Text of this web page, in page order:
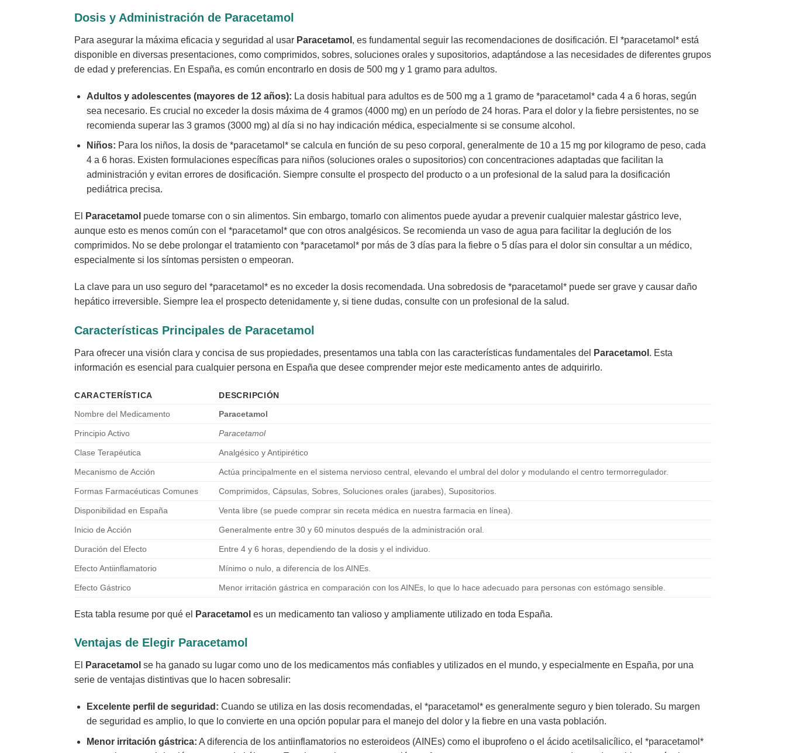
Dosis y Administración de Paracetamol
Para asegurar la máxima eficacia y seguridad al usar Paracetamol , es fundamental seguir las recomendaciones de dosificación. El *paracetamol* está
disponible en diversas presentaciones, como comprimidos, sobres, soluciones orales y supositorios, adaptándose a las necesidades de diferentes grupos
de edad y preferencias. En España, es común encontrarlo en dosis de 500 mg y 1 gramo para adultos.
Adultos y adolescentes (mayores de 12 años): La dosis habitual para adultos es de 500 mg a 1 gramo de *paracetamol* cada 4 a 6 horas, según
sea necesario. Es crucial no exceder la dosis máxima de 4 gramos (4000 mg) en un período de 24 horas. Para el dolor y la fiebre persistentes, no se
recomienda superar las 3 gramos (3000 mg) al día si no hay indicación médica, especialmente si se consume alcohol.
Niños: Para los niños, la dosis de *paracetamol* se calcula en función de su peso corporal, generalmente de 10 a 15 mg por kilogramo de peso, cada
4 a 6 horas. Existen formulaciones específicas para niños (soluciones orales o supositorios) con concentraciones adaptadas que facilitan la
administración y evitan errores de dosificación. Siempre consulte el prospecto del producto o a un profesional de la salud para la dosificación
pediátrica precisa.
El Paracetamol puede tomarse con o sin alimentos. Sin embargo, tomarlo con alimentos puede ayudar a prevenir cualquier malestar gástrico leve,
aunque esto es menos común con el *paracetamol* que con otros analgésicos. Se recomienda un vaso de agua para facilitar la deglución de los
comprimidos. No se debe prolongar el tratamiento con *paracetamol* por más de 3 días para la fiebre o 5 días para el dolor sin consultar a un médico,
especialmente si los síntomas persisten o empeoran.
La clave para un uso seguro del *paracetamol* es no exceder la dosis recomendada. Una sobredosis de *paracetamol* puede ser grave y causar daño
hepático irreversible. Siempre lea el prospecto detenidamente y, si tiene dudas, consulte con un profesional de la salud.
Características Principales de Paracetamol
Para ofrecer una visión clara y concisa de sus propiedades, presentamos una tabla con las características fundamentales del Paracetamol . Esta
información es esencial para cualquier persona en España que desee comprender mejor este medicamento antes de adquirirlo.
CARACTERÍSTICA
DESCRIPCIÓN
Nombre del Medicamento
Paracetamol
Principio Activo Paracetamol
Clase Terapéutica Analgésico y Antipirético
Mecanismo de Acción Actúa principalmente en el sistema nervioso central, elevando el umbral del dolor y modulando el centro termorregulador.
Formas Farmacéuticas Comunes Comprimidos, Cápsulas, Sobres, Soluciones orales (jarabes), Supositorios.
Disponibilidad en España Venta libre (se puede comprar sin receta médica en nuestra farmacia en línea).
Inicio de Acción Generalmente entre 30 y 60 minutos después de la administración oral.
Duración del Efecto Entre 4 y 6 horas, dependiendo de la dosis y el individuo.
Efecto Antiinflamatorio Mínimo o nulo, a diferencia de los AINEs.
Efecto Gástrico Menor irritación gástrica en comparación con los AINEs, lo que lo hace adecuado para personas con estómago sensible.
Esta tabla resume por qué el Paracetamol es un medicamento tan valioso y ampliamente utilizado en toda España.
Ventajas de Elegir Paracetamol
El Paracetamol se ha ganado su lugar como uno de los medicamentos más confiables y utilizados en el mundo, y especialmente en España, por una
serie de ventajas distintivas que lo hacen sobresalir:
Excelente perfil de seguridad: Cuando se utiliza en las dosis recomendadas, el *paracetamol* es generalmente seguro y bien tolerado. Su margen
de seguridad es amplio, lo que lo convierte en una opción popular para el manejo del dolor y la fiebre en una vasta población.
Menor irritación gástrica: A diferencia de los antiinflamatorios no esteroideos (AINEs) como el ibuprofeno o el ácido acetilsalicílico, el *paracetamol*